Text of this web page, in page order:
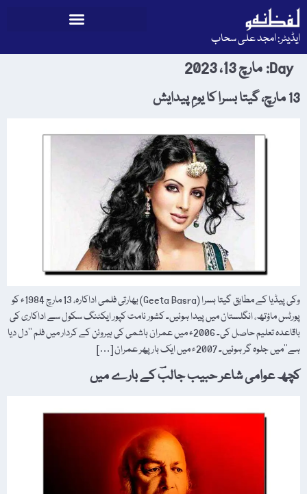
ایڈیٹر: امجد علی سحاب
Day: مارچ 13، 2023
13 مارچ، گیتا بسرا کا یومِ پیدایش
وکی پیڈیا کے مطابق گیتا بسرا (Geeta Basra) بھارتی فلمی اداکارہ، 13 مارچ 1984ء کو
پورٹس ماؤتھ، انگلستان میں پیدا ہوئیں۔ کشور نامت کپور ایکٹنگ سکول سے اداکاری کی
باقاعدہ تعلیم حاصل کی۔ 2006ء میں عمران ہاشمی کی ہیروئن کے کردار میں فلم ’’دل دیا
ہے‘‘میں جلوہ گر ہوئیں۔ 2007ء میں ایک بار پھر عمران […]
کچھ عوامی شاعر حبیب جالبؔ کے بارے میں